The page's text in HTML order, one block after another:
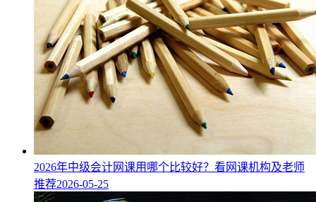
2026年中级会计网课用哪个比较好？看网课机构及老师
推荐2026-05-25